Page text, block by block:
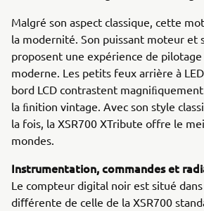
Malgré son aspect classique, cette
la modernité. Son puissant moteur et
proposent une expérience de
moderne. Les petits feux arrière à
bord LCD contrastent
la ﬁnition vintage. Avec son style
la fois, la XSR700 XTribute offre le
mondes.
Instrumentation, commandes et
Le compteur digital noir est situé
diﬀérente de celle de la XSR700